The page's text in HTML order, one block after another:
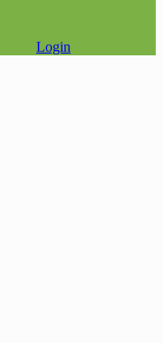
Login